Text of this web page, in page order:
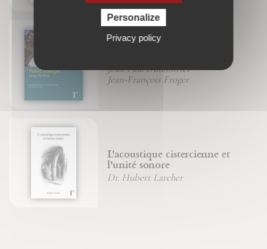
Jean-Paul Dumontier
Jean-François Froger
L'acoustique cistercienne et
l'unité sonore
Dr. Hubert Larcher
Personalize
Privacy policy